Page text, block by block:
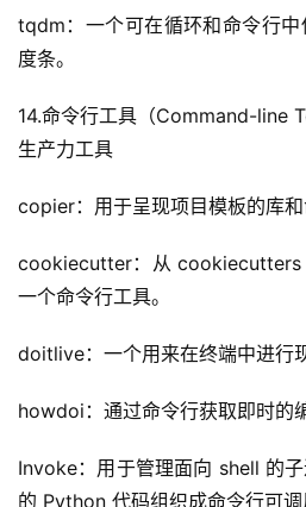
tqdm：一个可在循环和命令行
度条。
14.命令行工具（Command-line
生产力工具
copier：用于呈现项目模板的库和
cookiecutter：从 cookiecutters
一个命令行工具。
doitlive：一个用来在终端中进行
howdoi：通过命令行获取即时的
Invoke：用于管理面向 shell 的
的 Python 代码组织成命令行可调